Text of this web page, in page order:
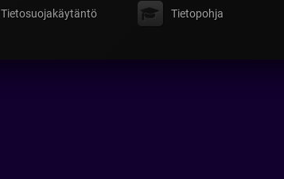
Tietosuojakäytäntö Tietopohja